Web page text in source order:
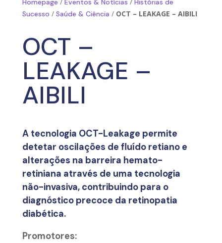
Homepage Eventos & Notícias
Histórias de
Sucesso / Saúde & Ciência / OCT – LEAKAGE – AIBILI
OCT –
LEAKAGE –
AIBILI
A tecnologia OCT-Leakage permite
detetar oscilações de fluído retiano e
alterações na barreira hemato-
retiniana através de uma tecnologia
não-invasiva, contribuindo para o
diagnóstico precoce da retinopatia
diabética.
Promotores: